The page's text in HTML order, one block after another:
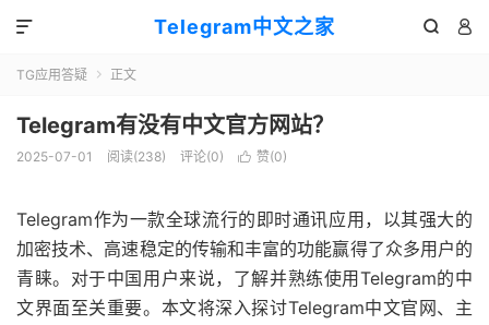
Telegram中文之家  

TG应用答疑  正文
Telegram有没有中文官方网站？
2025-07-01 阅读(238) 评论(0)  赞(0)
Telegram作为一款全球流行的即时通讯应用，以其强大的
加密技术、高速稳定的传输和丰富的功能赢得了众多用户的
青睐。对于中国用户来说，了解并熟练使用Telegram的中
文界面至关重要。本文将深入探讨Telegram中文官网、主